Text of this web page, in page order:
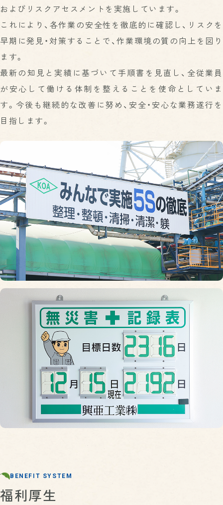
およびリスクアセスメントを実施しています。
これにより、各作業の安全性を徹底的に確認し、リスクを
早期に発見・対策することで、作業環境の質の向上を図り
ます。
最新の知見と実績に基づいて手順書を見直し、全従業員
が安心して働ける体制を整えることを使命としていま
す。今後も継続的な改善に努め、安全・安心な業務遂行を
目指します。
BENEFIT SYSTEM
福利厚生